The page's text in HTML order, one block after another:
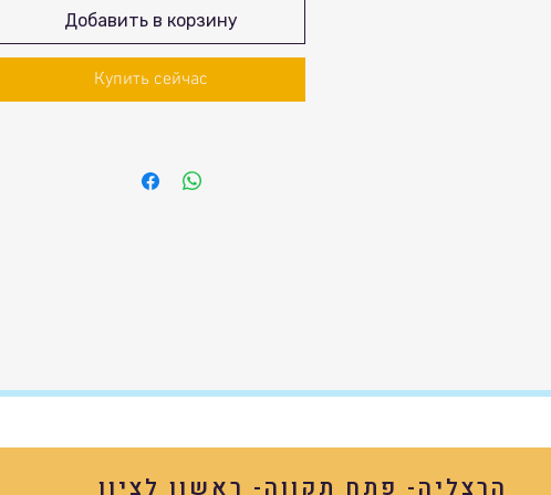
Добавить в корзину
Купить сейчас
הרצליה- פתח תקווה- ראשון לציון